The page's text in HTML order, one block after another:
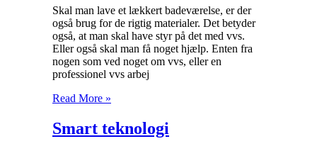
Skal man lave et lækkert badeværelse, er der
også brug for de rigtig materialer. Det betyder
også, at man skal have styr på det med vvs.
Eller også skal man få noget hjælp. Enten fra
nogen som ved noget om vvs, eller en
professionel vvs arbej
Read More »
Smart teknologi